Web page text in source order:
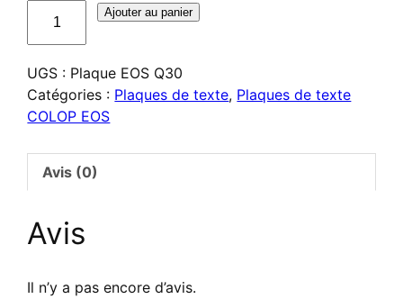
de
texte
pour
Q30
Ajouter au panier
UGS : Plaque EOS Q30
Catégories : Plaques de texte, Plaques de texte
COLOP EOS
Avis (0)
Avis
Il n’y a pas encore d’avis.